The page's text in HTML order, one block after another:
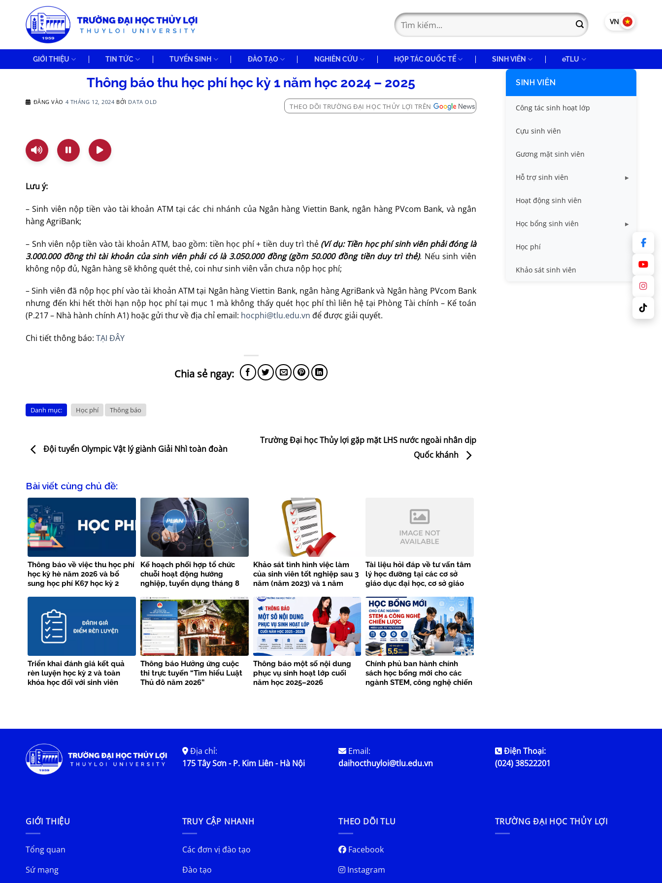
VN EN
GIỚI THIỆU TIN TỨC TUYỂN SINH ĐÀO TẠO NGHIÊN CỨU HỢP TÁC QUỐC TẾ SINH VIÊN eTLU
Thông báo thu học phí học kỳ 1 năm học 2024 – 2025
ĐĂNG VÀO 4 THÁNG 12, 2024 BỞI DATA OLD
THEO DÕI TRƯỜNG ĐẠI HỌC THỦY LỢI TRÊN
Lưu ý:
– Sinh viên nộp tiền vào tài khoản ATM tại các chi nhánh của Ngân hàng Viettin Bank, ngân hàng PVcom Bank, và ngân
hàng AgriBank;
– Snh viên nộp tiền vào tài khoản ATM, bao gồm: tiền học phí + tiền duy trì thẻ (Ví dụ: Tiền học phí sinh viên phải đóng là
3.000.000 đồng thì tài khoản của sinh viên phải có là 3.050.000 đồng (gồm 50.000 đồng tiền duy trì thẻ). Nếu sinh viên
không nộp đủ, Ngân hàng sẽ không quét thẻ, coi như sinh viên vẫn chưa nộp học phí;
– Sinh viên đã nộp học phí vào tài khoản ATM tại Ngân hàng Viettin Bank, ngân hàng AgriBank và Ngân hàng PVcom Bank
nhưng đến khi hết thời hạn nộp học phí tại mục 1 mà không thấy quét học phí thì liên hệ tại Phòng Tài chính – Kế toán
(P.217 – Nhà hành chính A1) hoặc gửi thư về địa chỉ email: hocphi@tlu.edu.vn để được giải quyết.
Chi tiết thông báo: TẠI ĐÂY
Danh mục: Học phí Thông báo
Đội tuyển Olympic Vật lý giành Giải Nhì toàn đoàn
Trường Đại học Thủy lợi gặp mặt LHS nước ngoài nhân dịp
Quốc khánh
Bài viết cùng chủ đề:
Thông báo về việc thu học phí
học kỳ hè năm 2026 và bổ
sung học phí K67 học kỳ 2
Kế hoạch phối hợp tổ chức
chuỗi hoạt động hướng
nghiệp, tuyển dụng tháng 8
Thủy lợi và Vieclam24h
Khảo sát tình hình việc làm
của sinh viên tốt nghiệp sau 3
năm (năm 2023) và 1 năm
Tài liệu hỏi đáp về tư vấn tâm
lý học đường tại các cơ sở
giáo dục đại học, cơ sở giáo
Triển khai đánh giá kết quả
rèn luyện học kỳ 2 và toàn
khóa học đối với sinh viên
Thông báo Hưởng ứng cuộc
thi trực tuyến “Tìm hiểu Luật
Thủ đô năm 2026”
Thông báo một số nội dung
phục vụ sinh hoạt lớp cuối
năm học 2025–2026
Chính phủ ban hành chính
sách học bổng mới cho các
ngành STEM, công nghệ chiến
SINH VIÊN
Công tác sinh hoạt lớp
Cựu sinh viên
Gương mặt sinh viên
Hỗ trợ sinh viên
Miễn giảm học phí
Nhà ở
Hoạt động sinh viên
Học bổng sinh viên
HB khuyến khích học tập
HB Lê Văn Kiểm và gia đình
Học phí
Khảo sát sinh viên
Địa chỉ:
175 Tây Sơn - P. Kim Liên - Hà Nội
Email:
daihocthuyloi@tlu.edu.vn
Điện Thoại:
(024) 38522201
GIỚI THIỆU
Tổng quan
Sứ mạng
TRUY CẬP NHANH
Các đơn vị đào tạo
Đào tạo
THEO DÕI TLU
Facebook
Instagram
TRƯỜNG ĐẠI HỌC THỦY LỢI